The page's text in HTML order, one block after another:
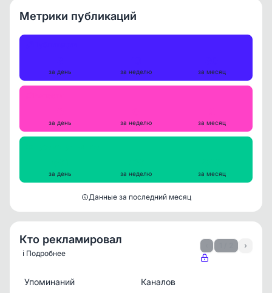
Метрики публикаций
за день за неделю за месяц
за день за неделю за месяц
за день за неделю за месяц
Данные за последний месяц
Кто рекламировал
ℹ️ Подробнее
›
Упоминаний Каналов